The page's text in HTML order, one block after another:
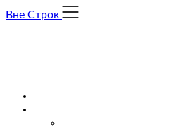
Skip
Вне Строк